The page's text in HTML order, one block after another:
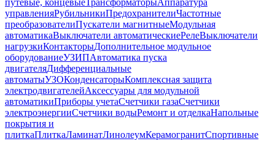
путевые, концевыеТрансформаторыАппаратура
управленияРубильникиПредохранителиЧастотные
преобразователиПускатели магнитныеМодульная
автоматикаВыключатели автоматическиеРелеВыключатели
нагрузкиКонтакторыДополнительное модульное
оборудованиеУЗИПАвтоматика пуска
двигателяДифференциальные
автоматыУЗОКонденсаторыКомплексная защита
электродвигателейАксессуары для модульной
автоматикиПриборы учетаСчетчики газаСчетчики
электроэнергииСчетчики водыРемонт и отделкаНапольные
покрытия и
плиткаПлиткаЛаминатЛинолеумКерамогранитСпортивные